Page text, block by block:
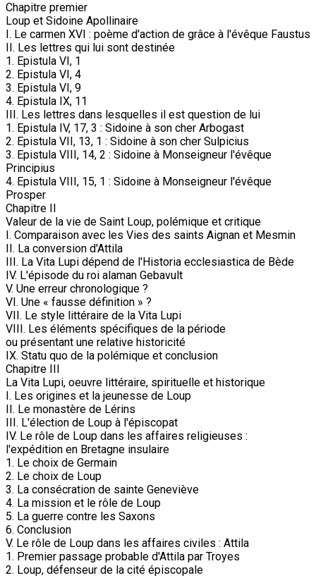
Chapitre premier
Loup et Sidoine Apollinaire
I. Le carmen XVI : poème d'action de grâce à l'évêque Faustus
II. Les lettres qui lui sont destinée
1. Epistula VI, 1
2. Epistula VI, 4
3. Epistula VI, 9
4. Epistula IX, 11
III. Les lettres dans lesquelles il est question de lui
1. Epistula IV, 17, 3 : Sidoine à son cher Arbogast
2. Epistula VII, 13, 1 : Sidoine à son cher Sulpicius
3. Epistula VIII, 14, 2 : Sidoine à Monseigneur l'évêque
Principius
4. Epistula VIII, 15, 1 : Sidoine à Monseigneur l'évêque
Prosper
Chapitre II
Valeur de la vie de Saint Loup, polémique et critique
I. Comparaison avec les Vies des saints Aignan et Mesmin
II. La conversion d'Attila
III. La Vita Lupi dépend de l'Historia ecclesiastica de Bède
IV. L'épisode du roi alaman Gebavult
V. Une erreur chronologique ?
VI. Une « fausse définition » ?
VII. Le style littéraire de la Vita Lupi
VIII. Les éléments spécifiques de la période
ou présentant une relative historicité
IX. Statu quo de la polémique et conclusion
Chapitre III
La Vita Lupi, oeuvre littéraire, spirituelle et historique
I. Les origines et la jeunesse de Loup
II. Le monastère de Lérins
III. L'élection de Loup à l'épiscopat
IV. Le rôle de Loup dans les affaires religieuses :
l'expédition en Bretagne insulaire
1. Le choix de Germain
2. Le choix de Loup
3. La consécration de sainte Geneviève
4. La mission et le rôle de Loup
5. La guerre contre les Saxons
6. Conclusion
V. Le rôle de Loup dans les affaires civiles : Attila
1. Premier passage probable d'Attila par Troyes
2. Loup, défenseur de la cité épiscopale